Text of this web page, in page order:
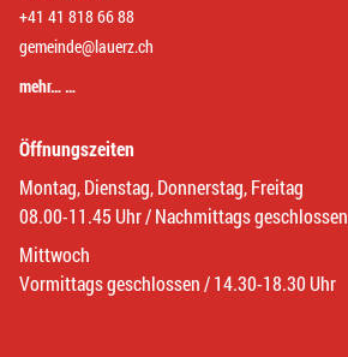
+41 41 818 66 88
gemeinde@lauerz.ch
mehr… …
Öffnungszeiten
Montag, Dienstag, Donnerstag, Freitag
08.00-11.45 Uhr / Nachmittags geschlossen
Mittwoch
Vormittags geschlossen / 14.30-18.30 Uhr